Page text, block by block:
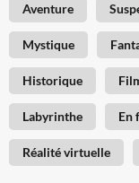
Aventure
Mystique
Historique
Labyrinthe En
Réalité virtuelle